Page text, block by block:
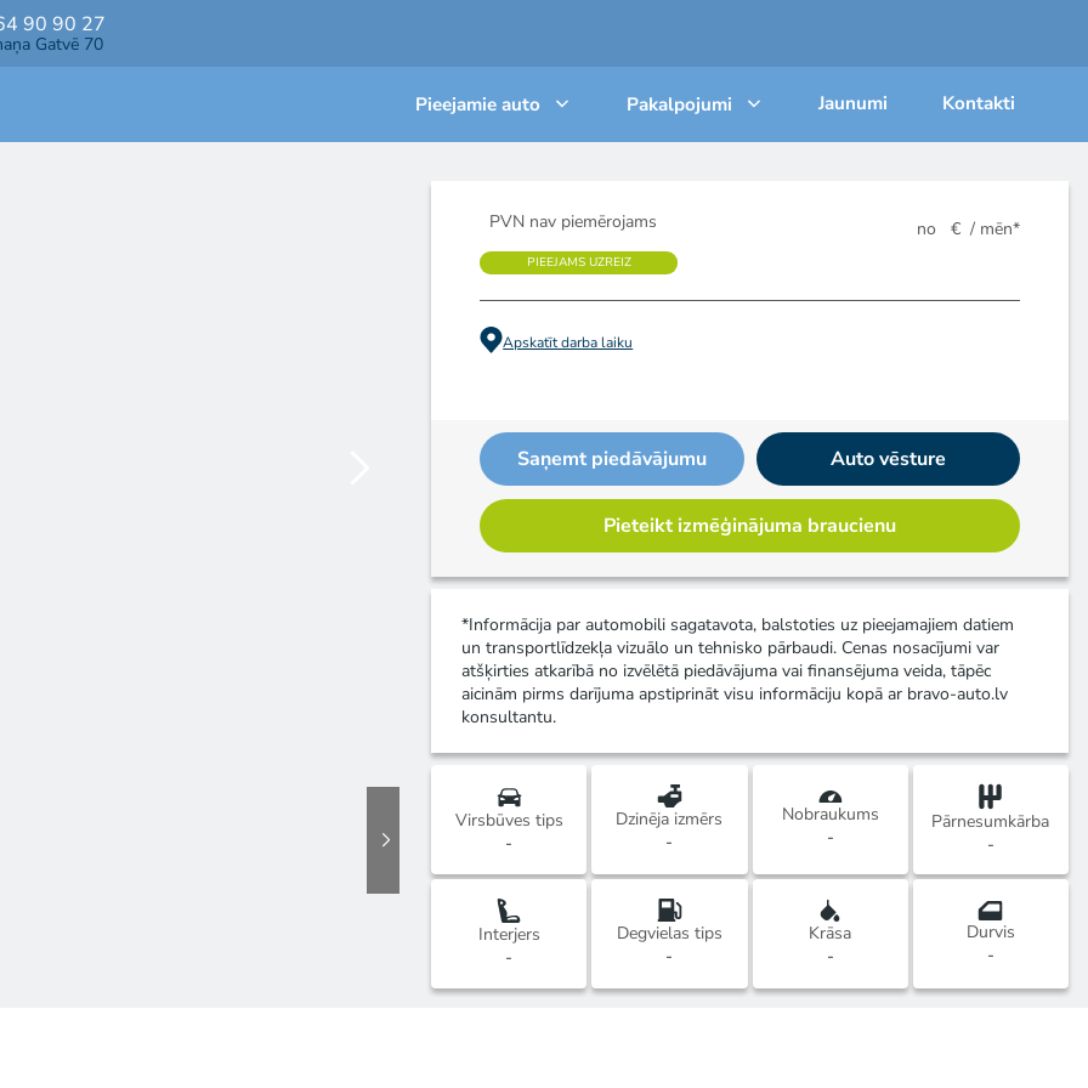
90 90 27
Gatvē 70
Pieejamie auto Pakalpojumi Jaunumi Kontakti
PVN nav piemērojams no € / mēn*
PIEEJAMS UZREIZ
Apskatīt darba laiku
Saņemt piedāvājumu Auto vēsture
Pieteikt izmēģinājuma braucienu
*Informācija par automobili sagatavota, balstoties uz pieejamajiem datiem
un transportlīdzekļa vizuālo un tehnisko pārbaudi. Cenas nosacījumi var
atšķirties atkarībā no izvēlētā piedāvājuma vai finansējuma veida, tāpēc
aicinām pirms darījuma apstiprināt visu informāciju kopā ar bravo-auto.lv
konsultantu.
Virsbūves tips
-
Dzinēja izmērs
-
Nobraukums
-
Pārnesumkārba
-
Interjers
-
Degvielas tips
-
Krāsa
-
Durvis
-